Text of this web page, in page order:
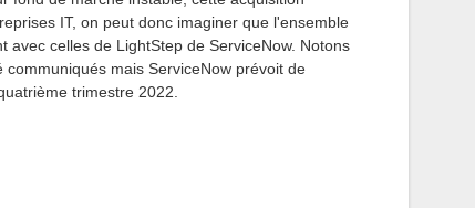
IT, on peut donc imaginer que l'ensemble
avec celles de LightStep de ServiceNow. Notons
mais ServiceNow prévoit de
trimestre 2022.